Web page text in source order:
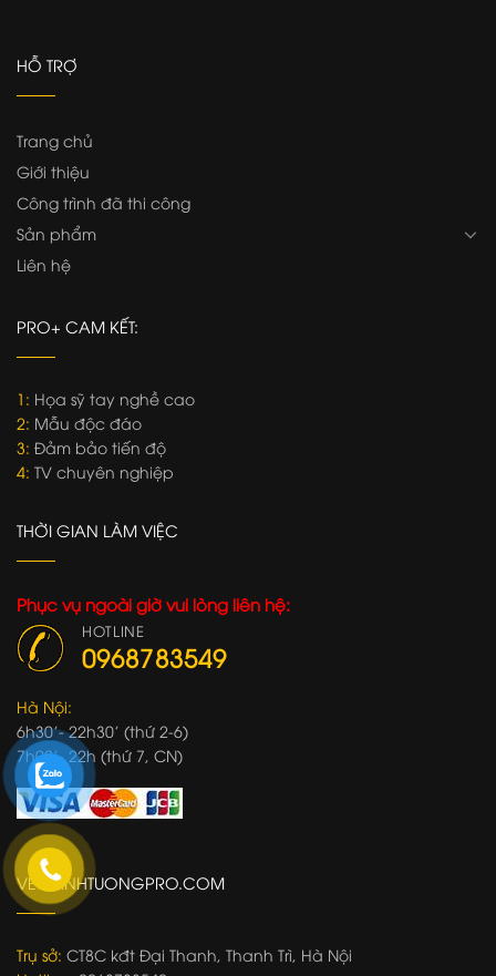
HỖ TRỢ
Trang chủ
Giới thiệu
Công trình đã thi công
Sản phẩm
Liên hệ
PRO+ CAM KẾT:
1: Họa sỹ tay nghề cao
2: Mẫu độc đáo
3: Đảm bảo tiến độ
4: TV chuyên nghiệp
THỜI GIAN LÀM VIỆC
Phục vụ ngoài giờ vui lòng liên hệ:
HOTLINE
0968783549
Hà Nội:
6h30'- 22h30' (thứ 2-6)
7h00'- 22h (thứ 7, CN)
VETRANHTUONGPRO.COM
Trụ sở: CT8C kđt Đại Thanh, Thanh Trì, Hà Nội